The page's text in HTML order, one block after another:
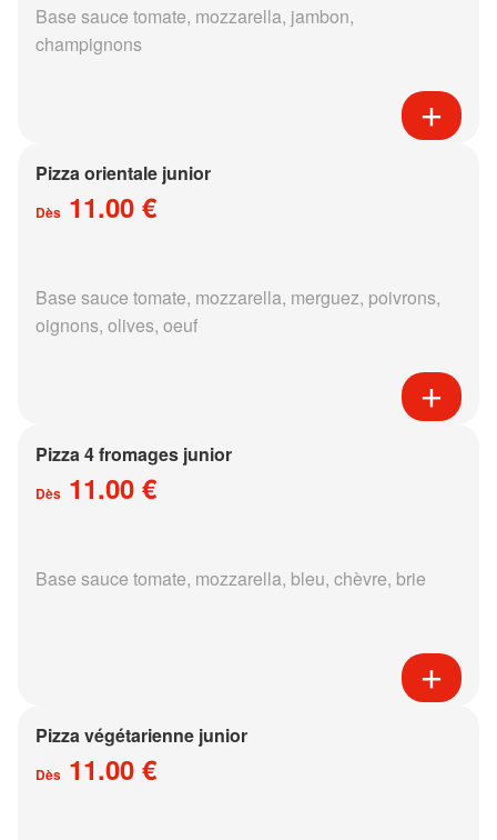
Base sauce tomate, mozzarella, jambon,
champignons
Pizza orientale junior
Dès 11.00 €
Base sauce tomate, mozzarella, merguez, poivrons,
oignons, olives, oeuf
Pizza 4 fromages junior
Dès 11.00 €
Base sauce tomate, mozzarella, bleu, chèvre, brie
Pizza végétarienne junior
Dès 11.00 €